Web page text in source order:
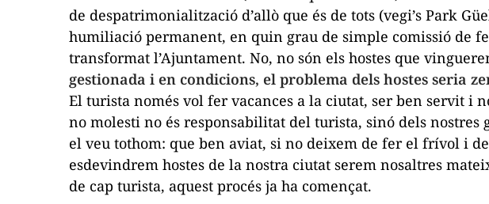
de despatrimonialització d’allò que és de tots (vegi’s Park
humiliació permanent, en quin grau de simple comissió de
transformat l’Ajuntament. No, no són els hostes que
gestionada i en condicions, el problema dels hostes seria
El turista només vol fer vacances a la ciutat, ser ben servit i
no molesti no és responsabilitat del turista, sinó dels nostres
el veu tothom: que ben aviat, si no deixem de fer el frívol i
esdevindrem hostes de la nostra ciutat serem nosaltres
de cap turista, aquest procés ja ha començat.